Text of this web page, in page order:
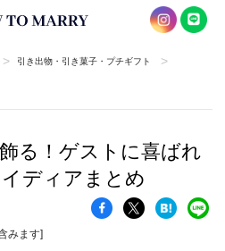
> 引き出物・引き菓子・プチギフト >
る！ゲストに喜ばれ
ディアまとめ
みます]